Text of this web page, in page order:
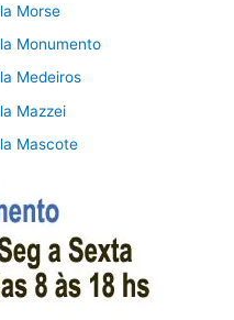
Morse
Monumento
Medeiros
Mazzei
Mascote